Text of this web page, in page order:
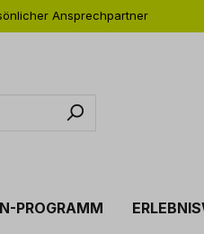
Ansprechpartner
PROGRAMM